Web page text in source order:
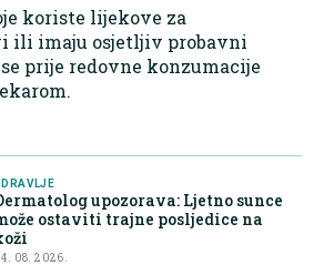
koriste lijekove za
ili imaju osjetljiv probavni
prije redovne konzumacije
upozorava: Ljetno sunce
ostaviti trajne posljedice na
08. 2026.